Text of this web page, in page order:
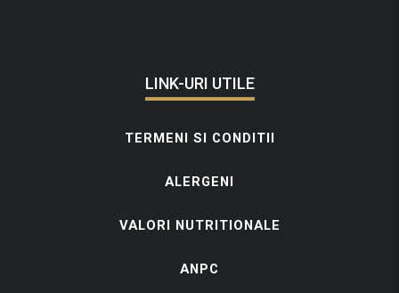
LINK-URI UTILE
TERMENI SI CONDITII
ALERGENI
VALORI NUTRITIONALE
ANPC